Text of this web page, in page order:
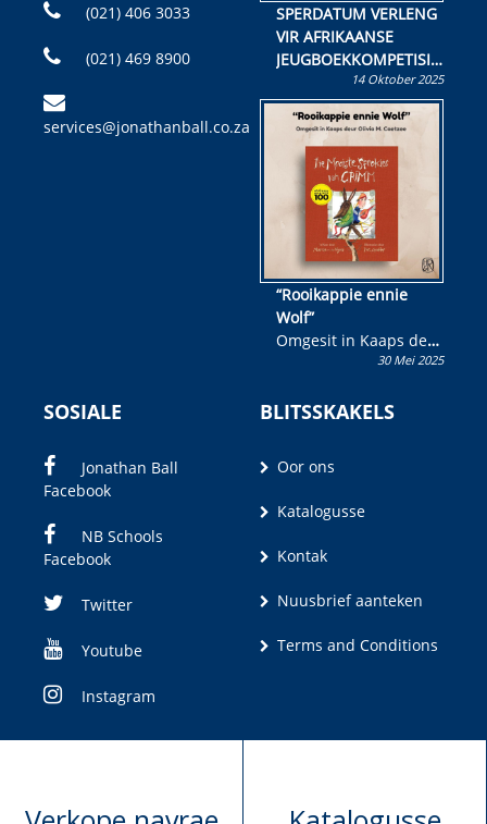
(021) 406 3033
(021) 469 8900
services@jonathanball.co.za
SPERDATUM VERLENG
VIR AFRIKAANSE
JEUGBOEKKOMPETISIE
Skryf ’n jeugboek of
kinderboek en staan ’n
kans om R50 000 te
wen!
14 Oktober 2025
“Rooikappie ennie
Wolf”
Omgesit in Kaaps deur
Olivia M. Coetzee30 Mei 2025
SOSIALE
Jonathan Ball
Facebook
NB Schools
Facebook
Twitter
Youtube
Instagram
BLITSSKAKELS
Oor ons
Katalogusse
Kontak
Nuusbrief aanteken
Terms and Conditions